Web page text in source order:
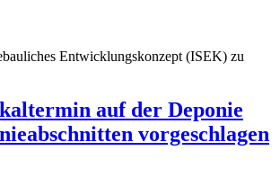
Entwicklungskonzept (ISEK) zu
auf der Deponie
vorgeschlagen